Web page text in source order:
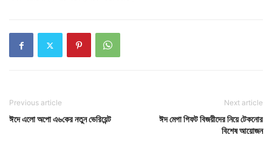
Previous article
ঈদে এলো অপো এ৬কের নতুন ভেরিয়েন্ট
Next article
ঈদ মেগা গিফট বিজয়ীদের নিয়ে টেকনোর
বিশেষ আয়োজন